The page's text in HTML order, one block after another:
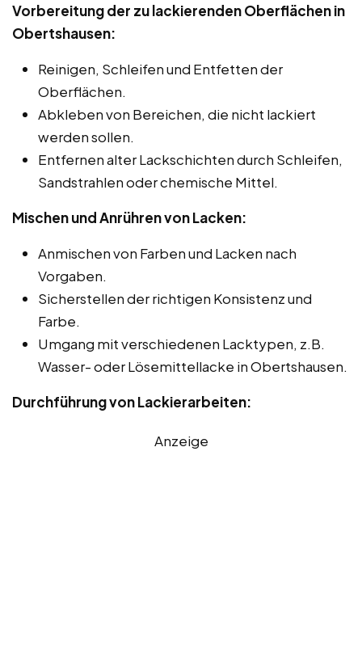
Vorbereitung der zu lackierenden Oberflächen in
Obertshausen:
Reinigen, Schleifen und Entfetten der
Oberflächen.
Abkleben von Bereichen, die nicht lackiert
werden sollen.
Entfernen alter Lackschichten durch Schleifen,
Sandstrahlen oder chemische Mittel.
Mischen und Anrühren von Lacken:
Anmischen von Farben und Lacken nach
Vorgaben.
Sicherstellen der richtigen Konsistenz und
Farbe.
Umgang mit verschiedenen Lacktypen, z.B.
Wasser- oder Lösemittellacke in Obertshausen.
Durchführung von Lackierarbeiten:
Anzeige